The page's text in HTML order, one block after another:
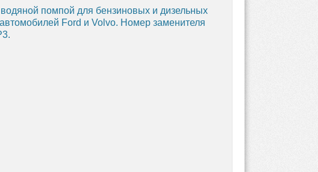
помпой для бензиновых и дизельных
Ford и Volvo. Номер заменителя